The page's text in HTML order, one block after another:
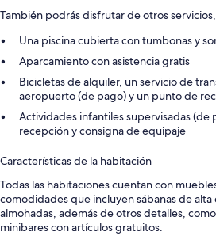
También podrás disfrutar de otros
Una piscina cubierta con tumbonas y
Aparcamiento con asistencia gratis
Bicicletas de alquiler, un servicio de
aeropuerto (de pago) y un punto de
Actividades infantiles supervisadas (de
recepción y consigna de equipaje
Características de la habitación
Todas las habitaciones cuentan con
comodidades que incluyen sábanas de alta
almohadas, además de otros detalles,
minibares con artículos gratuitos.